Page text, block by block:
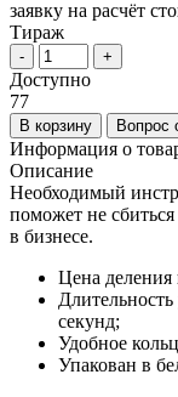
заявку на расчёт
Тираж
- +
Доступно
77
В корзину Вопрос
Информация о
Описание
Необходимый
поможет не
в бизнесе.
Цена деления
секунд;
Удобное
Упакован в